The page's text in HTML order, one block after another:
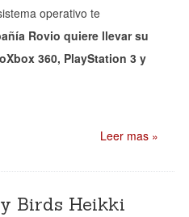
operativo te
Rovio quiere llevar su
360, PlayStation 3 y
Leer mas »
Birds Heikki